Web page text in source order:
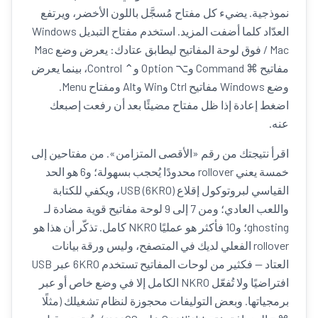
نموذجية. يضيء كل مفتاح مُسجَّل باللون الأخضر، ويرتفع
العدّاد كلما أضفت المزيد. استخدم مفتاح التبديل Windows
/ Mac فوق لوحة المفاتيح ليطابق عتادك: يعرض وضع Mac
مفاتيح ⌘ Command و⌥ Option و⌃ Control، بينما يعرض
وضع Windows مفاتيح Ctrl وWin وAlt ومفتاح Menu.
اضغط إعادة إذا ظل مفتاح مضيئًا بعد أن رفعت إصبعك
عنه.
اقرأ نتيجتك من رقم «الأقصى المتزامن». من مفتاحين إلى
خمسة يعني rollover محدودًا يُحجب بسهولة؛ و6 هو الحد
القياسي لبروتوكول إقلاع USB (6KRO)، ويكفي للكتابة
واللعب العادي؛ ومن 7 إلى 9 لوحة مفاتيح قوية مضادة لـ
ghosting؛ و10 فأكثر هو عمليًا NKRO كامل. تذكّر أن هذا هو
rollover الفعلي لديك في المتصفح، وليس ورقة بيانات
العتاد — فكثير من لوحات المفاتيح تستخدم 6KRO عبر USB
افتراضيًا ولا تُفعّل NKRO الكامل إلا في وضع خاص أو عبر
برمجياتها. وبعض التوليفات محجوزة لنظام تشغيلك (مثلًا